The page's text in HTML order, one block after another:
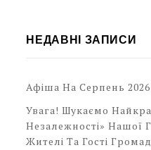
НЕДАВНІ ЗАПИСИ
Афіша На Серпень
Увага! Шукаємо
Незалежності» Нашої
Жителі Та Гості